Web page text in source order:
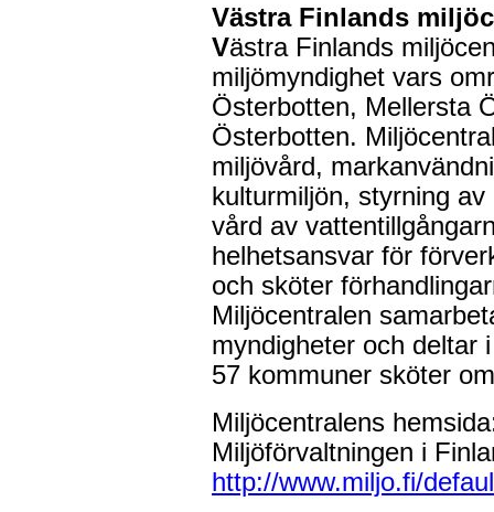
Västra Finlands
Västra Finlands
miljömyndighet vars
Österbotten, Mellersta
Österbotten.
miljövård,
kulturmiljön, styrning
vård av
helhetsansvar för
och sköter
Miljöcentralen
myndigheter och deltar
57 kommuner sköter
Miljöcentralens
Miljöförvaltningen i
http://www.miljo.fi/